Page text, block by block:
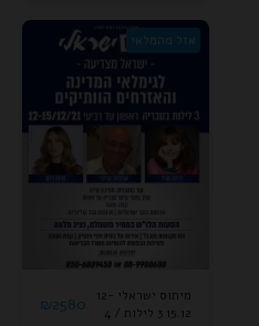
אילת
אזל מהמלאי
מיתוס ישראלי 12-
15.12 3 לילות / 4
₪2580